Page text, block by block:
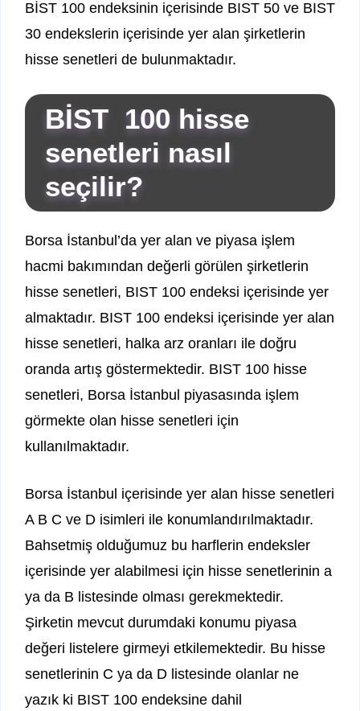
BİST 100 endeksinin içerisinde BIST 50 ve BIST
30 endekslerin içerisinde yer alan şirketlerin
hisse senetleri de bulunmaktadır.
BİST 100 hisse
senetleri nasıl
seçilir?
Borsa İstanbul’da yer alan ve piyasa işlem
hacmi bakımından değerli görülen şirketlerin
hisse senetleri, BIST 100 endeksi içerisinde yer
almaktadır. BIST 100 endeksi içerisinde yer alan
hisse senetleri, halka arz oranları ile doğru
oranda artış göstermektedir. BIST 100 hisse
senetleri, Borsa İstanbul piyasasında işlem
görmekte olan hisse senetleri için
kullanılmaktadır.
Borsa İstanbul içerisinde yer alan hisse senetleri
A B C ve D isimleri ile konumlandırılmaktadır.
Bahsetmiş olduğumuz bu harflerin endeksler
içerisinde yer alabilmesi için hisse senetlerinin a
ya da B listesinde olması gerekmektedir.
Şirketin mevcut durumdaki konumu piyasa
değeri listelere girmeyi etkilemektedir. Bu hisse
senetlerinin C ya da D listesinde olanlar ne
yazık ki BIST 100 endeksine dahil